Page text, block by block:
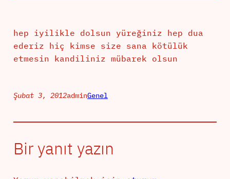
hep iyilikle dolsun yüreğiniz hep dua
ederiz hiç kimse size sana kötülük
etmesin kandiliniz mübarek olsun
Şubat 3, 2012adminGenel
Bir yanıt yazın